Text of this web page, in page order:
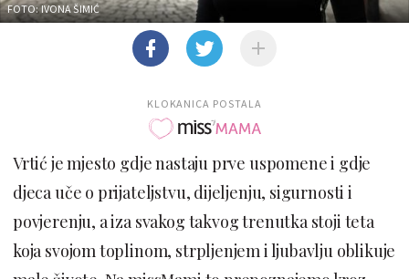
FOTO: IVONA ŠIMIĆ
KLOKANICA POSTALA
Vrtić je mjesto gdje nastaju prve uspomene i gdje
djeca uče o prijateljstvu, dijeljenju, sigurnosti i
povjerenju, a iza svakog takvog trenutka stoji teta
koja svojom toplinom, strpljenjem i ljubavlju oblikuje